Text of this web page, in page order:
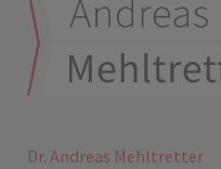
Dr. Andreas Mehltretter